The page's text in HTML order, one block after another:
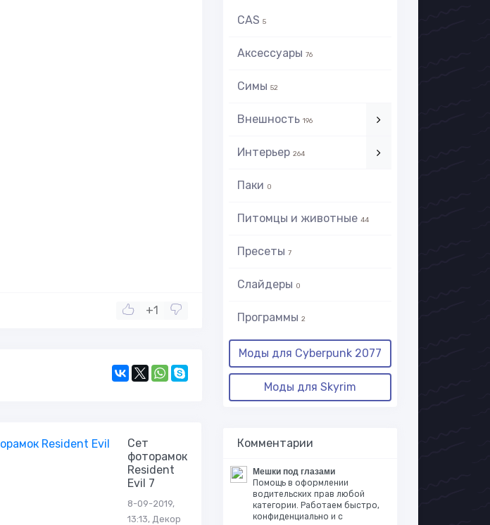
+1
Сет
фоторамок
Resident
Evil 7
8-09-2019,
13:13, Декор
CAS 5
Аксессуары 76
Симы 52
Внешность 196
Интерьер 264
Паки 0
Питомцы и животные 44
Пресеты 7
Слайдеры 0
Программы 2
Моды для Cyberpunk 2077
Моды для Skyrim
Комментарии
Мешки под глазами
Помощь в оформлении
водительских прав любой
категории. Работаем быстро,
конфиденциально и с